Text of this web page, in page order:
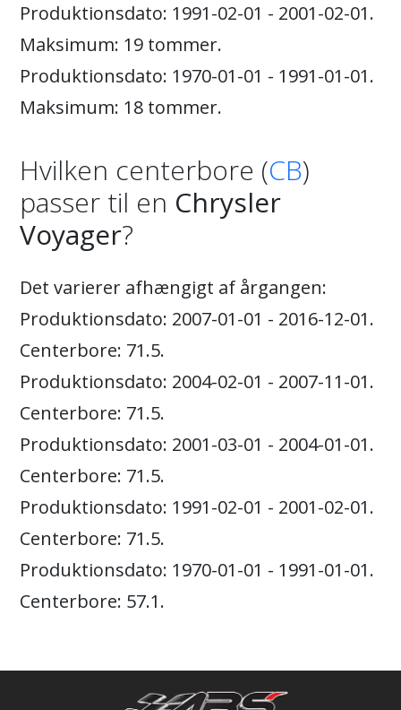
Produktionsdato: 1991-02-01 - 2001-02-01.
Maksimum: 19 tommer.
Produktionsdato: 1970-01-01 - 1991-01-01.
Maksimum: 18 tommer.
Hvilken centerbore (CB)
passer til en Chrysler
Voyager?
Det varierer afhængigt af årgangen:
Produktionsdato: 2007-01-01 - 2016-12-01.
Centerbore: 71.5.
Produktionsdato: 2004-02-01 - 2007-11-01.
Centerbore: 71.5.
Produktionsdato: 2001-03-01 - 2004-01-01.
Centerbore: 71.5.
Produktionsdato: 1991-02-01 - 2001-02-01.
Centerbore: 71.5.
Produktionsdato: 1970-01-01 - 1991-01-01.
Centerbore: 57.1.